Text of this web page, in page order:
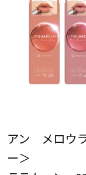
リ
アン メロウ
ー